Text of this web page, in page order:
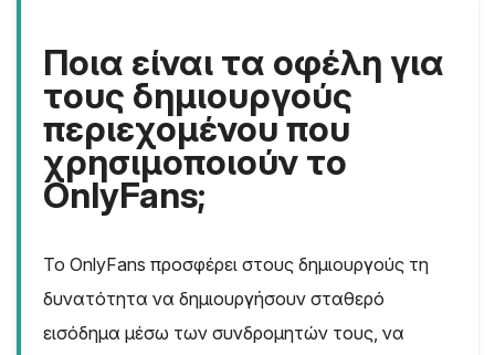
Ποια είναι τα οφέλη για
τους δημιουργούς
περιεχομένου που
χρησιμοποιούν το
OnlyFans;
Το OnlyFans προσφέρει στους δημιουργούς τη
δυνατότητα να δημιουργήσουν σταθερό
εισόδημα μέσω των συνδρομητών τους, να